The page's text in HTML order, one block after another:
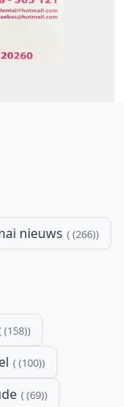
nieuws (266)
(158)
(100)
(69)